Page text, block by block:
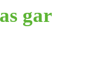
gar